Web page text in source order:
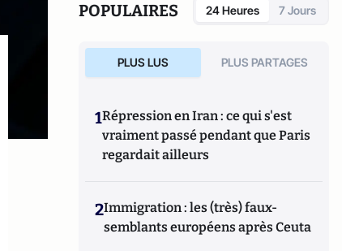
POPULAIRES 24 Heures 7 Jours
PLUS LUS PLUS PARTAGES
1Répression en Iran : ce qui s'est
vraiment passé pendant que Paris
regardait ailleurs
2Immigration : les (très) faux-
semblants européens après Ceuta